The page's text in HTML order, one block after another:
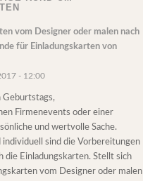
vom Designer oder malen nach
für Einladungskarten von
- 12:00
Geburtstags,
Firmenevents oder einer
und wertvolle Sache.
individuell sind die Vorbereitungen
die Einladungskarten. Stellt sich
vom Designer oder malen